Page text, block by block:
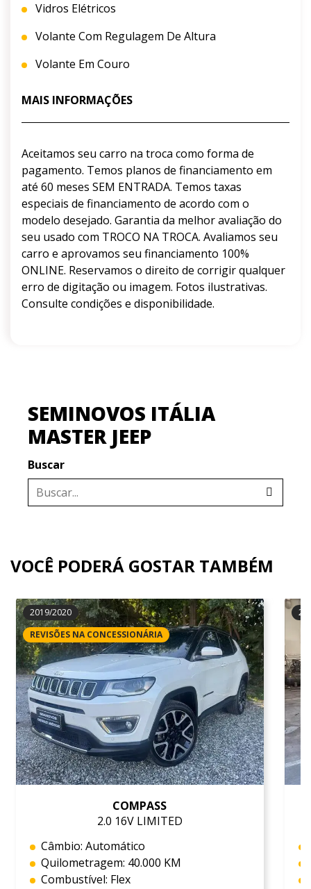
Vidros Elétricos
Volante Com Regulagem De Altura
Volante Em Couro
MAIS INFORMAÇÕES
Aceitamos seu carro na troca como forma de
pagamento. Temos planos de financiamento em
até 60 meses SEM ENTRADA. Temos taxas
especiais de financiamento de acordo com o
modelo desejado. Garantia da melhor avaliação do
seu usado com TROCO NA TROCA. Avaliamos seu
carro e aprovamos seu financiamento 100%
ONLINE. Reservamos o direito de corrigir qualquer
erro de digitação ou imagem. Fotos ilustrativas.
Consulte condições e disponibilidade.
SEMINOVOS ITÁLIA
MASTER JEEP
Buscar
VOCÊ PODERÁ GOSTAR TAMBÉM
2019/2020
REVISÕES NA CONCESSIONÁRIA
COMPASS
2.0 16V LIMITED
Câmbio: Automático
Quilometragem: 40.000 KM
Combustível: Flex